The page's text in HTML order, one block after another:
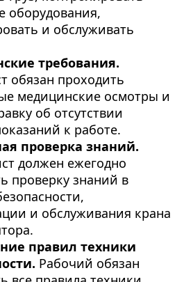
оборудования,
и обслуживать
требования.
обязан проходить
медицинские осмотры и
об отсутствии
к работе.
проверка знаний.
должен ежегодно
проверку знаний в
и обслуживания крана
правил техники
Рабочий обязан